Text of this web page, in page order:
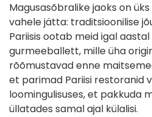
Magusasõbralike jaoks on
vahele jätta: traditsioonilise
Pariisis ootab meid igal
gurmeeballett, mille üha
rõõmustavad enne
et parimad Pariisi restoranid
loomingulisuses, et pakkuda
üllatades samal ajal külalisi.